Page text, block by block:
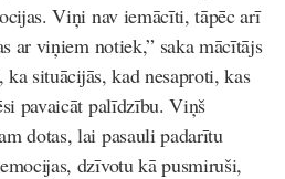
Viņi nav iemācīti, tāpēc arī
ar viņiem notiek,” saka mācītājs
situācijās, kad nesaproti, kas
pavaicāt palīdzību. Viņš
dotas, lai pasauli padarītu
dzīvotu kā pusmiruši,